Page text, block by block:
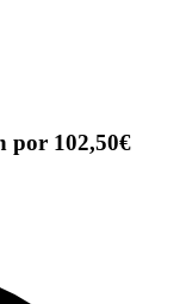
por 102,50€